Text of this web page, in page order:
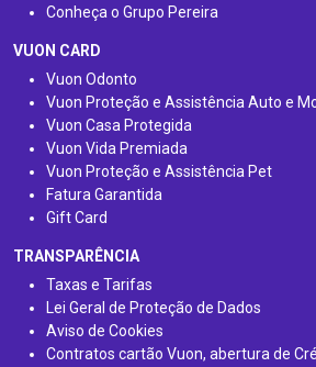
Conheça o Grupo Pereira
VUON CARD
Vuon Odonto
Vuon Proteção e Assistência Auto e
Vuon Casa Protegida
Vuon Vida Premiada
Vuon Proteção e Assistência Pet
Fatura Garantida
Gift Card
TRANSPARÊNCIA
Taxas e Tarifas
Lei Geral de Proteção de Dados
Aviso de Cookies
Contratos cartão Vuon, abertura de